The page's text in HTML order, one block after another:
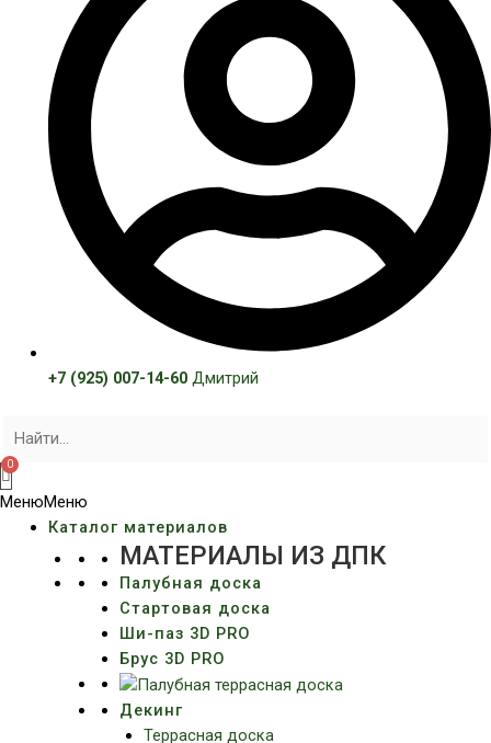
+7 (925) 007-14-60Дмитрий
МенюМеню
Каталог материалов
МАТЕРИАЛЫ ИЗ ДПК
Палубная доска
Стартовая доска
Ши-паз 3D PRO
Брус 3D PRO
Декинг
Террасная доска